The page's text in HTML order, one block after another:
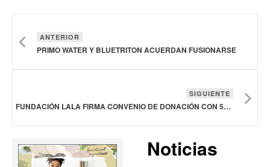
ANTERIOR
PRIMO WATER Y BLUETRITON ACUERDAN FUSIONARSE
SIGUIENTE
FUNDACIÓN LALA FIRMA CONVENIO DE DONACIÓN CON 57 ORGANIZACIONES CIVILES
Noticias